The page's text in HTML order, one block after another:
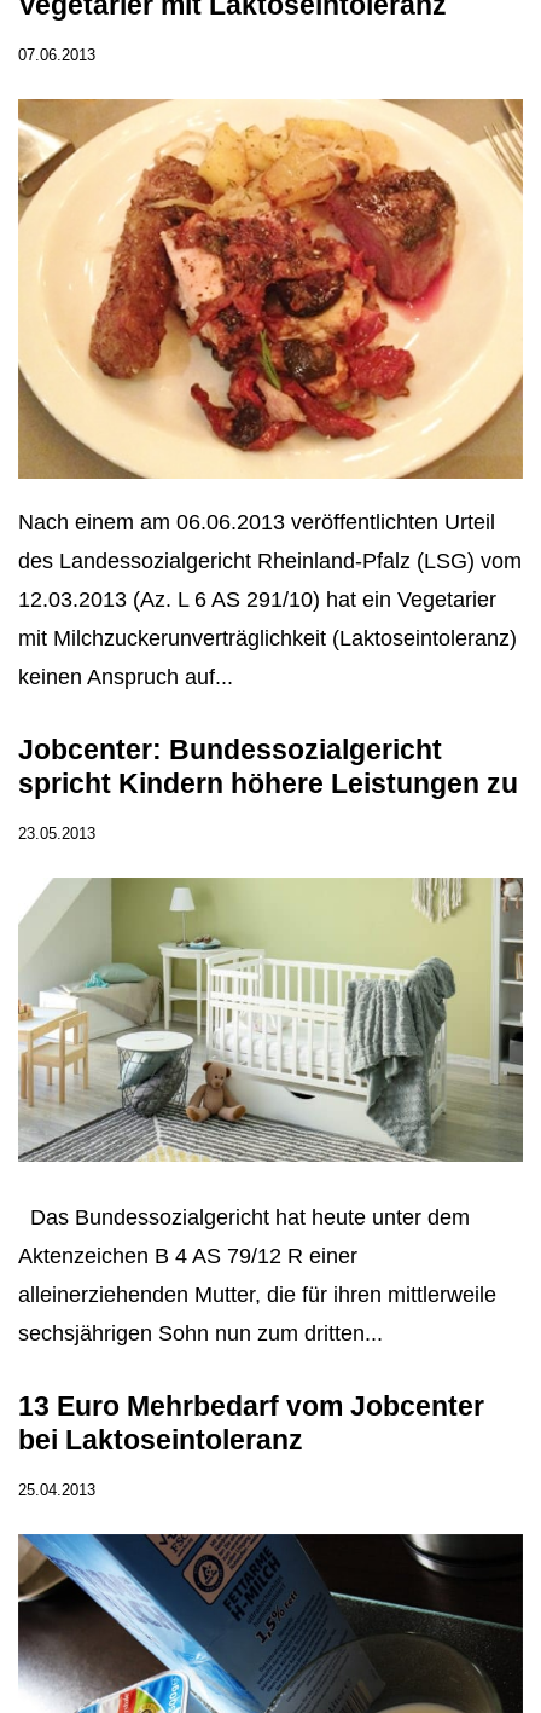
07.06.2013
Nach einem am 06.06.2013 veröffentlichten Urteil
des Landessozialgericht Rheinland-Pfalz (LSG) vom
12.03.2013 (Az. L 6 AS 291/10) hat ein Vegetarier
mit Milchzuckerunverträglichkeit (Laktoseintoleranz)
keinen Anspruch auf...
Jobcenter: Bundessozialgericht
spricht Kindern höhere Leistungen zu
23.05.2013
Das Bundessozialgericht hat heute unter dem
Aktenzeichen B 4 AS 79/12 R einer
alleinerziehenden Mutter, die für ihren mittlerweile
sechsjährigen Sohn nun zum dritten...
13 Euro Mehrbedarf vom Jobcenter
bei Laktoseintoleranz
25.04.2013